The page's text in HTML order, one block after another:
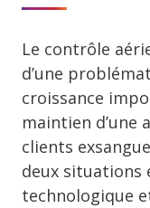
Le contrôle
d’une
croissance
maintien d’une
clients
deux situations
technologique